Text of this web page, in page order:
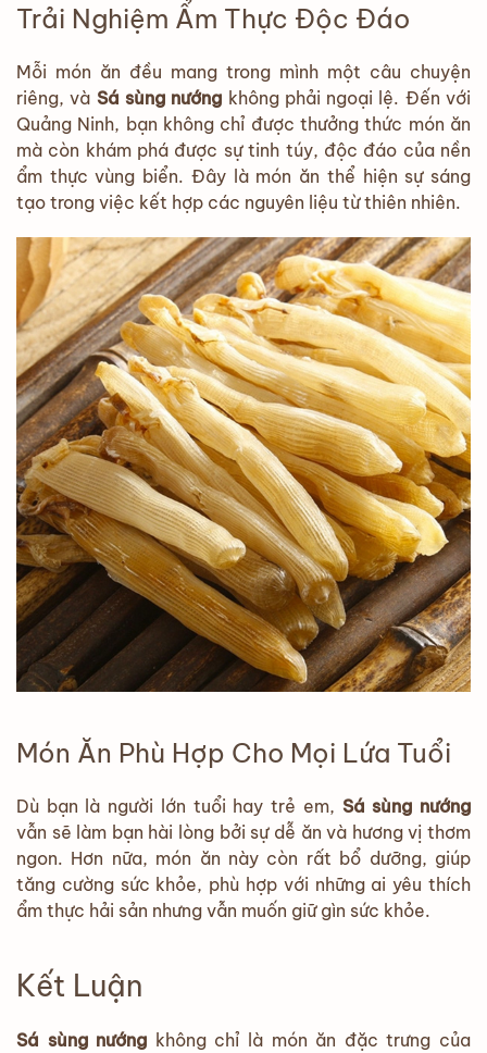
Trải Nghiệm Ẩm Thực Độc Đáo
Mỗi món ăn đều mang trong mình một câu chuyện
riêng, và Sá sùng nướng không phải ngoại lệ. Đến với
Quảng Ninh, bạn không chỉ được thưởng thức món ăn
mà còn khám phá được sự tinh túy, độc đáo của nền
ẩm thực vùng biển. Đây là món ăn thể hiện sự sáng
tạo trong việc kết hợp các nguyên liệu từ thiên nhiên.
Món Ăn Phù Hợp Cho Mọi Lứa Tuổi
Dù bạn là người lớn tuổi hay trẻ em, Sá sùng nướng
vẫn sẽ làm bạn hài lòng bởi sự dễ ăn và hương vị thơm
ngon. Hơn nữa, món ăn này còn rất bổ dưỡng, giúp
tăng cường sức khỏe, phù hợp với những ai yêu thích
ẩm thực hải sản nhưng vẫn muốn giữ gìn sức khỏe.
Kết Luận
Sá sùng nướng không chỉ là món ăn đặc trưng của